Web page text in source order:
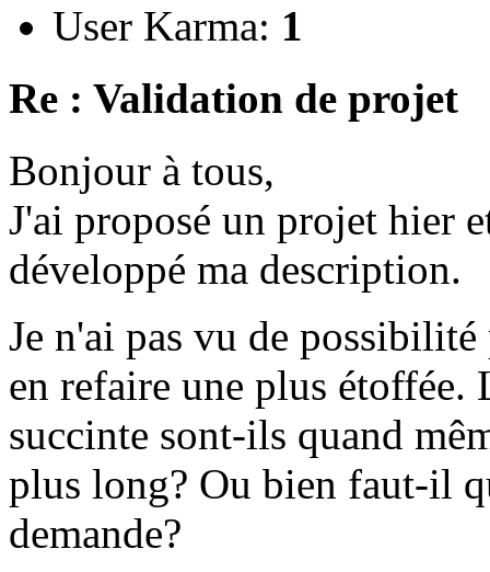
User Karma: 1
Re : Validation de projet
Bonjour à tous,
J'ai proposé un projet hier
développé ma description.
Je n'ai pas vu de
en refaire une plus étoffée.
succinte sont-ils quand
plus long? Ou bien faut-il
demande?